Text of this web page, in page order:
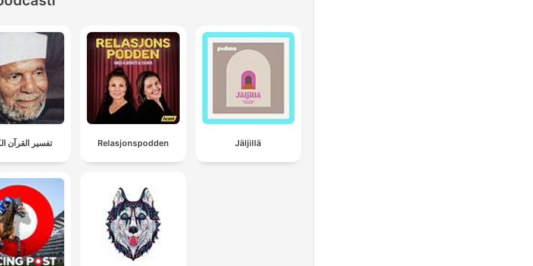
تفسير القرآن Relasjonspodden Jäljillä